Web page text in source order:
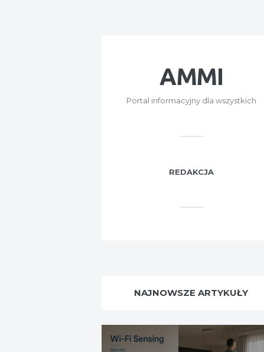
AMMI
Portal informacyjny dla wszystkich
REDAKCJA
NAJNOWSZE ARTYKUŁY